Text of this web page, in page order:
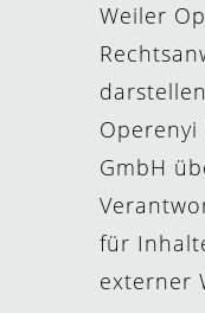
Weiler
Operenyi
GmbH
für
externer